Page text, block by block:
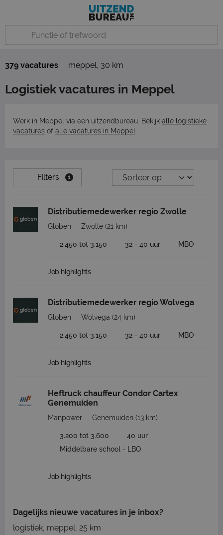
379 vacatures meppel, 30 km
Logistiek vacatures in Meppel
Werk in Meppel via een uitzendbureau. Bekijk alle logistieke
vacatures of alle vacatures in Meppel
Filters 1
Distributiemedewerker regio Zwolle
Globen Zwolle (21 km)
2.450 tot 3.150 32 - 40 uur MBO
Job highlights
Distributiemedewerker regio Wolvega
Globen Wolvega (24 km)
2.450 tot 3.150 32 - 40 uur MBO
Job highlights
Heftruck chauffeur Condor Cartex
Genemuiden
Manpower Genemuiden (13 km)
3.200 tot 3.600
40 uur
Middelbare school - LBO
Job highlights
Dagelijks nieuwe vacatures in je inbox?
logistiek, meppel, 25 km